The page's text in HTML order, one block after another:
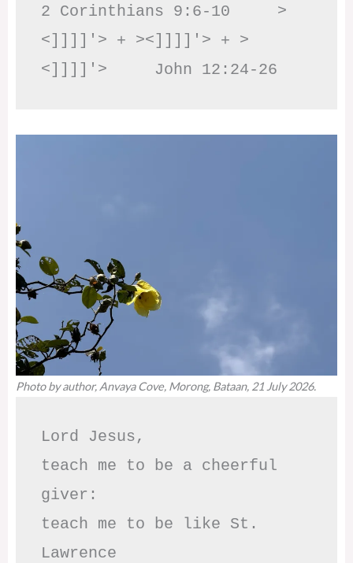
2 Corinthians 9:6-10     >
<]]]]'> + ><]]]]'> + >
<]]]]'>     John 12:24-26
Photo by author, Anvaya Cove, Morong, Bataan, 21 July 2026.
Lord Jesus,
teach me to be a cheerful
giver:
teach me to be like St.
Lawrence